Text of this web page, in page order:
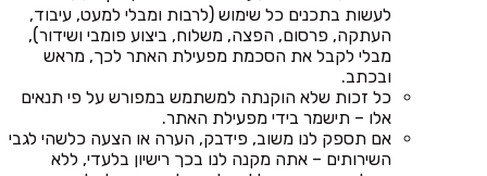
לעשות בתכנים כל שימוש (לרבות ומבלי למעט, עיבוד,
העתקה, פרסום, הפצה, משלוח, ביצוע פומבי ושידור),
מבלי לקבל את הסכמת מפעילת האתר לכך, מראש
ובכתב.
כל זכות שלא הוקנתה למשתמש במפורש על פי תנאים
אלו – תישמר בידי מפעילת האתר.
אם תספק לנו משוב, פידבק, הערה או הצעה כלשהי לגבי
השירותים – אתה מקנה לנו בכך רישיון בלעדי, ללא